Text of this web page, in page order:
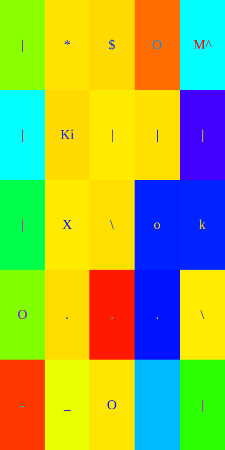
| * $ O M^
| Ki | | |
| X \ o k
O . . . \
- O |